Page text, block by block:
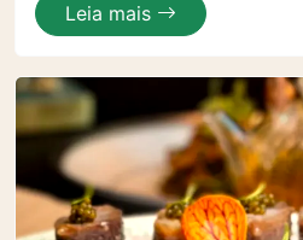
Leia mais